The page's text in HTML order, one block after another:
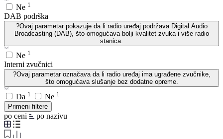
Ne 1
DAB podrška
?Ovaj parametar pokazuje da li radio uređaj podržava Digital Audio
Broadcasting (DAB), što omogućava bolji kvalitet zvuka i više radio
stanica.
Ne 1
Interni zvučnici
?Ovaj parametar označava da li radio uređaj ima ugrađene zvučnike,
što omogućava slušanje bez dodatne opreme.
Da 1 Ne 1
Primeni filtere
po ceni po nazivu